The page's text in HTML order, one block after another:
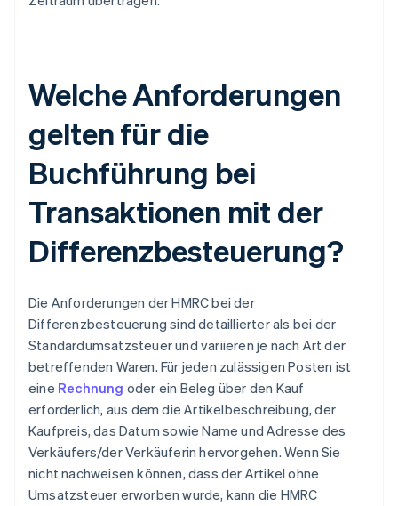
Welche Anforderungen
gelten für die
Buchführung bei
Transaktionen mit der
Differenzbesteuerung?
Die Anforderungen der HMRC bei der
Differenzbesteuerung sind detaillierter als bei der
Standardumsatzsteuer und variieren je nach Art der
betreffenden Waren. Für jeden zulässigen Posten ist
eine Rechnung oder ein Beleg über den Kauf
erforderlich, aus dem die Artikelbeschreibung, der
Kaufpreis, das Datum sowie Name und Adresse des
Verkäufers/der Verkäuferin hervorgehen. Wenn Sie
nicht nachweisen können, dass der Artikel ohne
Umsatzsteuer erworben wurde, kann die HMRC